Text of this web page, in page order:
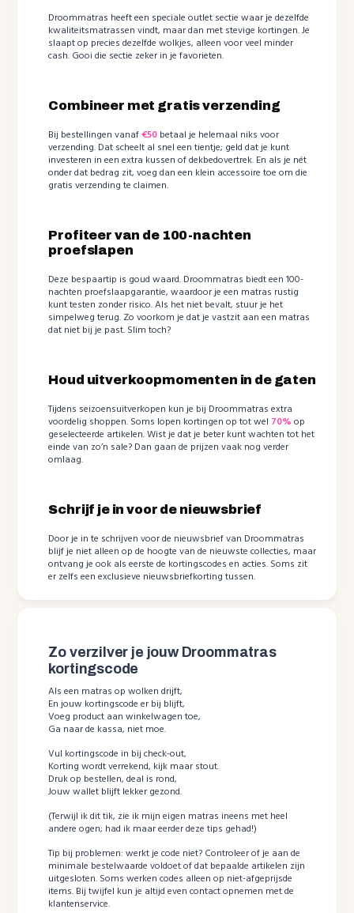
Droommatras heeft een speciale outlet sectie waar je dezelfde
kwaliteitsmatrassen vindt, maar dan met stevige kortingen. Je
slaapt op precies dezelfde wolkjes, alleen voor veel minder
cash. Gooi die sectie zeker in je favorieten.
Combineer met gratis verzending
Bij bestellingen vanaf€50 betaal je helemaal niks voor
verzending. Dat scheelt al snel een tientje; geld dat je kunt
investeren in een extra kussen of dekbedovertrek. En als je nét
onder dat bedrag zit, voeg dan een klein accessoire toe om die
gratis verzending te claimen.
Profiteer van de 100-nachten
proefslapen
Deze bespaartip is goud waard. Droommatras biedt een 100-
nachten proefslaapgarantie, waardoor je een matras rustig
kunt testen zonder risico. Als het niet bevalt, stuur je het
simpelweg terug. Zo voorkom je dat je vastzit aan een matras
dat niet bij je past. Slim toch?
Houd uitverkoopmomenten in de gaten
Tijdens seizoensuitverkopen kun je bij Droommatras extra
voordelig shoppen. Soms lopen kortingen op tot wel 70% op
geselecteerde artikelen. Wist je dat je beter kunt wachten tot het
einde van zo’n sale? Dan gaan de prijzen vaak nog verder
omlaag.
Schrijf je in voor de nieuwsbrief
Door je in te schrijven voor de nieuwsbrief van Droommatras
blijf je niet alleen op de hoogte van de nieuwste collecties, maar
ontvang je ook als eerste de kortingscodes en acties. Soms zit
er zelfs een exclusieve nieuwsbriefkorting tussen.
Zo verzilver je jouw Droommatras
kortingscode
Als een matras op wolken drijft,
En jouw kortingscode er bij blijft,
Voeg product aan winkelwagen toe,
Ga naar de kassa, niet moe.
Vul kortingscode in bij check-out,
Korting wordt verrekend, kijk maar stout.
Druk op bestellen, deal is rond,
Jouw wallet blijft lekker gezond.
(Terwijl ik dit tik, zie ik mijn eigen matras ineens met heel
andere ogen; had ik maar eerder deze tips gehad!)
Tip bij problemen: werkt je code niet? Controleer of je aan de
minimale bestelwaarde voldoet of dat bepaalde artikelen zijn
uitgesloten. Soms werken codes alleen op niet-afgeprijsde
items. Bij twijfel kun je altijd even contact opnemen met de
klantenservice.